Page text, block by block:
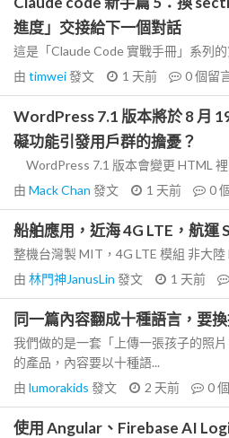
進度」交接給下一個對話
這是「Claude Code 實戰手冊」系列
由 timwei發文 1 天前 0個留
WordPress 7.1 版本將於 8 月
礙功能引發用戶群的擔憂？
WordPress 7.1 版本會變更 HTML 裡
由 Mack Chan 發文 1 天前 0
船舶應用，近海 4G LTE，航運
整機台灣製 MIT，4G LTE 模組 非大陸
由 林門神JanusLin 發文 1 天前
同一篇內容翻成十種語言，要
我們做的是一套「上傳一張孩子的照片
的產品，內容要以十種語...
由 lumorakids 發文 2 天前 0
使用 Angular、Firebase AI